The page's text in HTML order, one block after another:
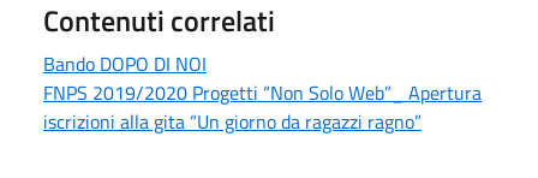
Contenuti correlati
Bando DOPO DI NOI
FNPS 2019/2020 Progetti “Non Solo Web”_ Apertura
iscrizioni alla gita “Un giorno da ragazzi ragno”